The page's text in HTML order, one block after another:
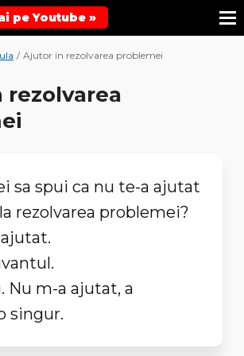
pe Youtube »
/ Ajutor in rezolvarea problemei
sa spui ca nu te-a ajutat
rezolvarea problemei?
Nu m-a ajutat, a
singur.